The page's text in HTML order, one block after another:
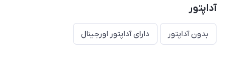
آداپتور
بدون آداپتور دارای آداپتور اورجینال